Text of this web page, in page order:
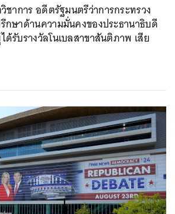
ชาการ อดีตรัฐมนตรีว่าการกระทรวง
กษาด้านความมั่นคงของประธานาธิบดี
ด้รับรางวัลโนเบลสาขาสันติภาพ เสีย